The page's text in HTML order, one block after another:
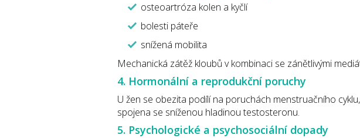
osteoartróza kolen a kyčlí
bolesti páteře
snížená mobilita
Mechanická zátěž kloubů v kombinaci se zánětlivými
4. Hormonální a reprodukční poruchy
U žen se obezita podílí na poruchách menstruačního
spojena se sníženou hladinou testosteronu.
5. Psychologické a psychosociální dopady